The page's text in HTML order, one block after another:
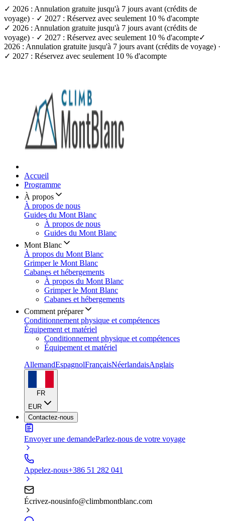
✓ 2026 : Annulation gratuite jusqu'à 7 jours avant (crédits de
voyage) · ✓ 2027 : Réservez avec seulement 10 % d'acompte
✓ 2026 : Annulation gratuite jusqu'à 7 jours avant (crédits de
voyage) · ✓ 2027 : Réservez avec seulement 10 % d'acompte✓
2026 : Annulation gratuite jusqu'à 7 jours avant (crédits de voyage) ·
✓ 2027 : Réservez avec seulement 10 % d'acompte
Accueil
Programme
À propos
À propos de nous
Guides du Mont Blanc
À propos de nous
Guides du Mont Blanc
Mont Blanc
À propos du Mont Blanc
Grimper le Mont Blanc
Cabanes et hébergements
À propos du Mont Blanc
Grimper le Mont Blanc
Cabanes et hébergements
Comment préparer
Conditionnement physique et compétences
Équipement et matériel
Conditionnement physique et compétences
Équipement et matériel
AllemandEspagnolFrançaisNéerlandaisAnglais
FR
EUR
Contactez-nous
Envoyer une demandeParlez-nous de votre voyage
Appelez-nous+386 51 282 041
Écrivez-nousinfo@climbmontblanc.com